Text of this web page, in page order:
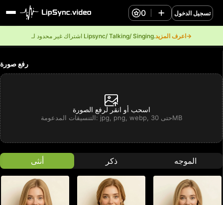
اشتراك غير محدود لـ Lipsync/ Talking/ Singing. اعرف المزيد→
0 تسجيل الدخول
رفع صورة
اسحب أو انقر لرفع الصورة
التنسيقات المدعومة: jpg, png, webp, حتى 30MB
أنثى ذكر الموجه